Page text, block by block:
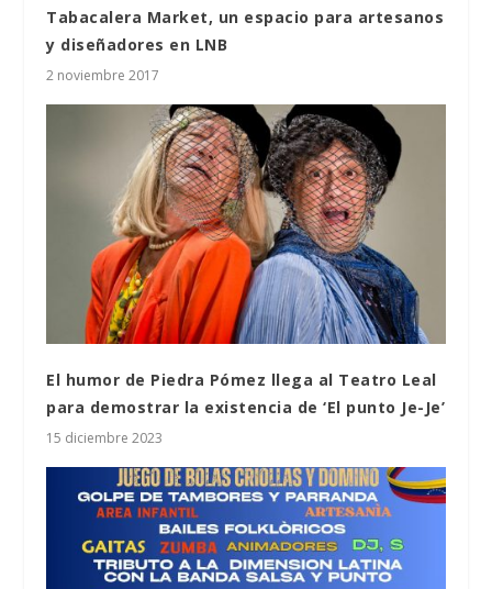
Tabacalera Market, un espacio para artesanos
y diseñadores en LNB
2 noviembre 2017
El humor de Piedra Pómez llega al Teatro Leal
para demostrar la existencia de ‘El punto Je-Je’
15 diciembre 2023